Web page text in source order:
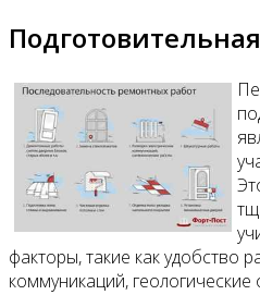
факторы, такие как удобство
коммуникаций, геологические